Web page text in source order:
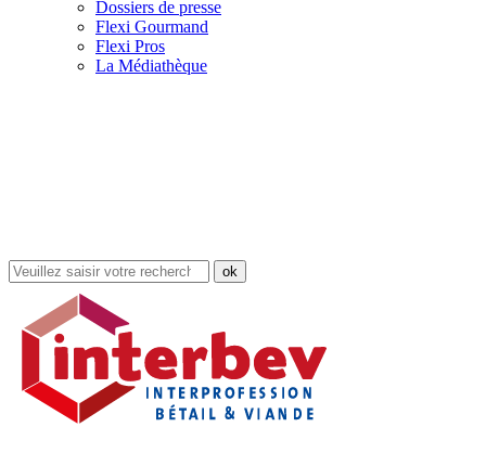
Dossiers de presse
Flexi Gourmand
Flexi Pros
La Médiathèque
Rechercher
dans
site